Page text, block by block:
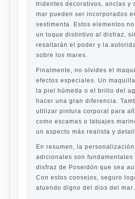
tridentes decorativos, anclas y
mar pueden ser incorporados
vestimenta. Estos elementos
un toque distintivo al disfraz,
resaltarán el poder y la
sobre los mares.
Finalmente, no olvides el
efectos especiales. Un
la piel húmeda o el brillo del
hacer una gran diferencia.
utilizar pintura corporal para
como escamas o tatuajes
un aspecto más realista y
En resumen, la
adicionales son fundamentales
disfraz de Poseidón que sea
Con estos consejos, seguro
atuendo digno del dios del mar.